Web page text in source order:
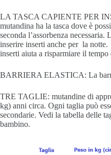
LA TASCA CAPIENTE PER
mutandina ha la tasca dove è
seconda l’assorbenza necessaria.
inserire inserti anche per la
inserti aiuta a risparmiare il tempo
BARRIERA ELASTICA: La
TRE TAGLIE: mutandine di
kg) anni circa. Ogni taglia può
secondarie. Vedi la tabella delle
bambino.